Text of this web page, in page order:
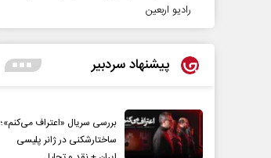
رادیو اربعین
پیشنهاد سردبیر
بررسی سریال «اعتراف می‌کنم»؛
ساختارشکنی در ژانر پلیسی